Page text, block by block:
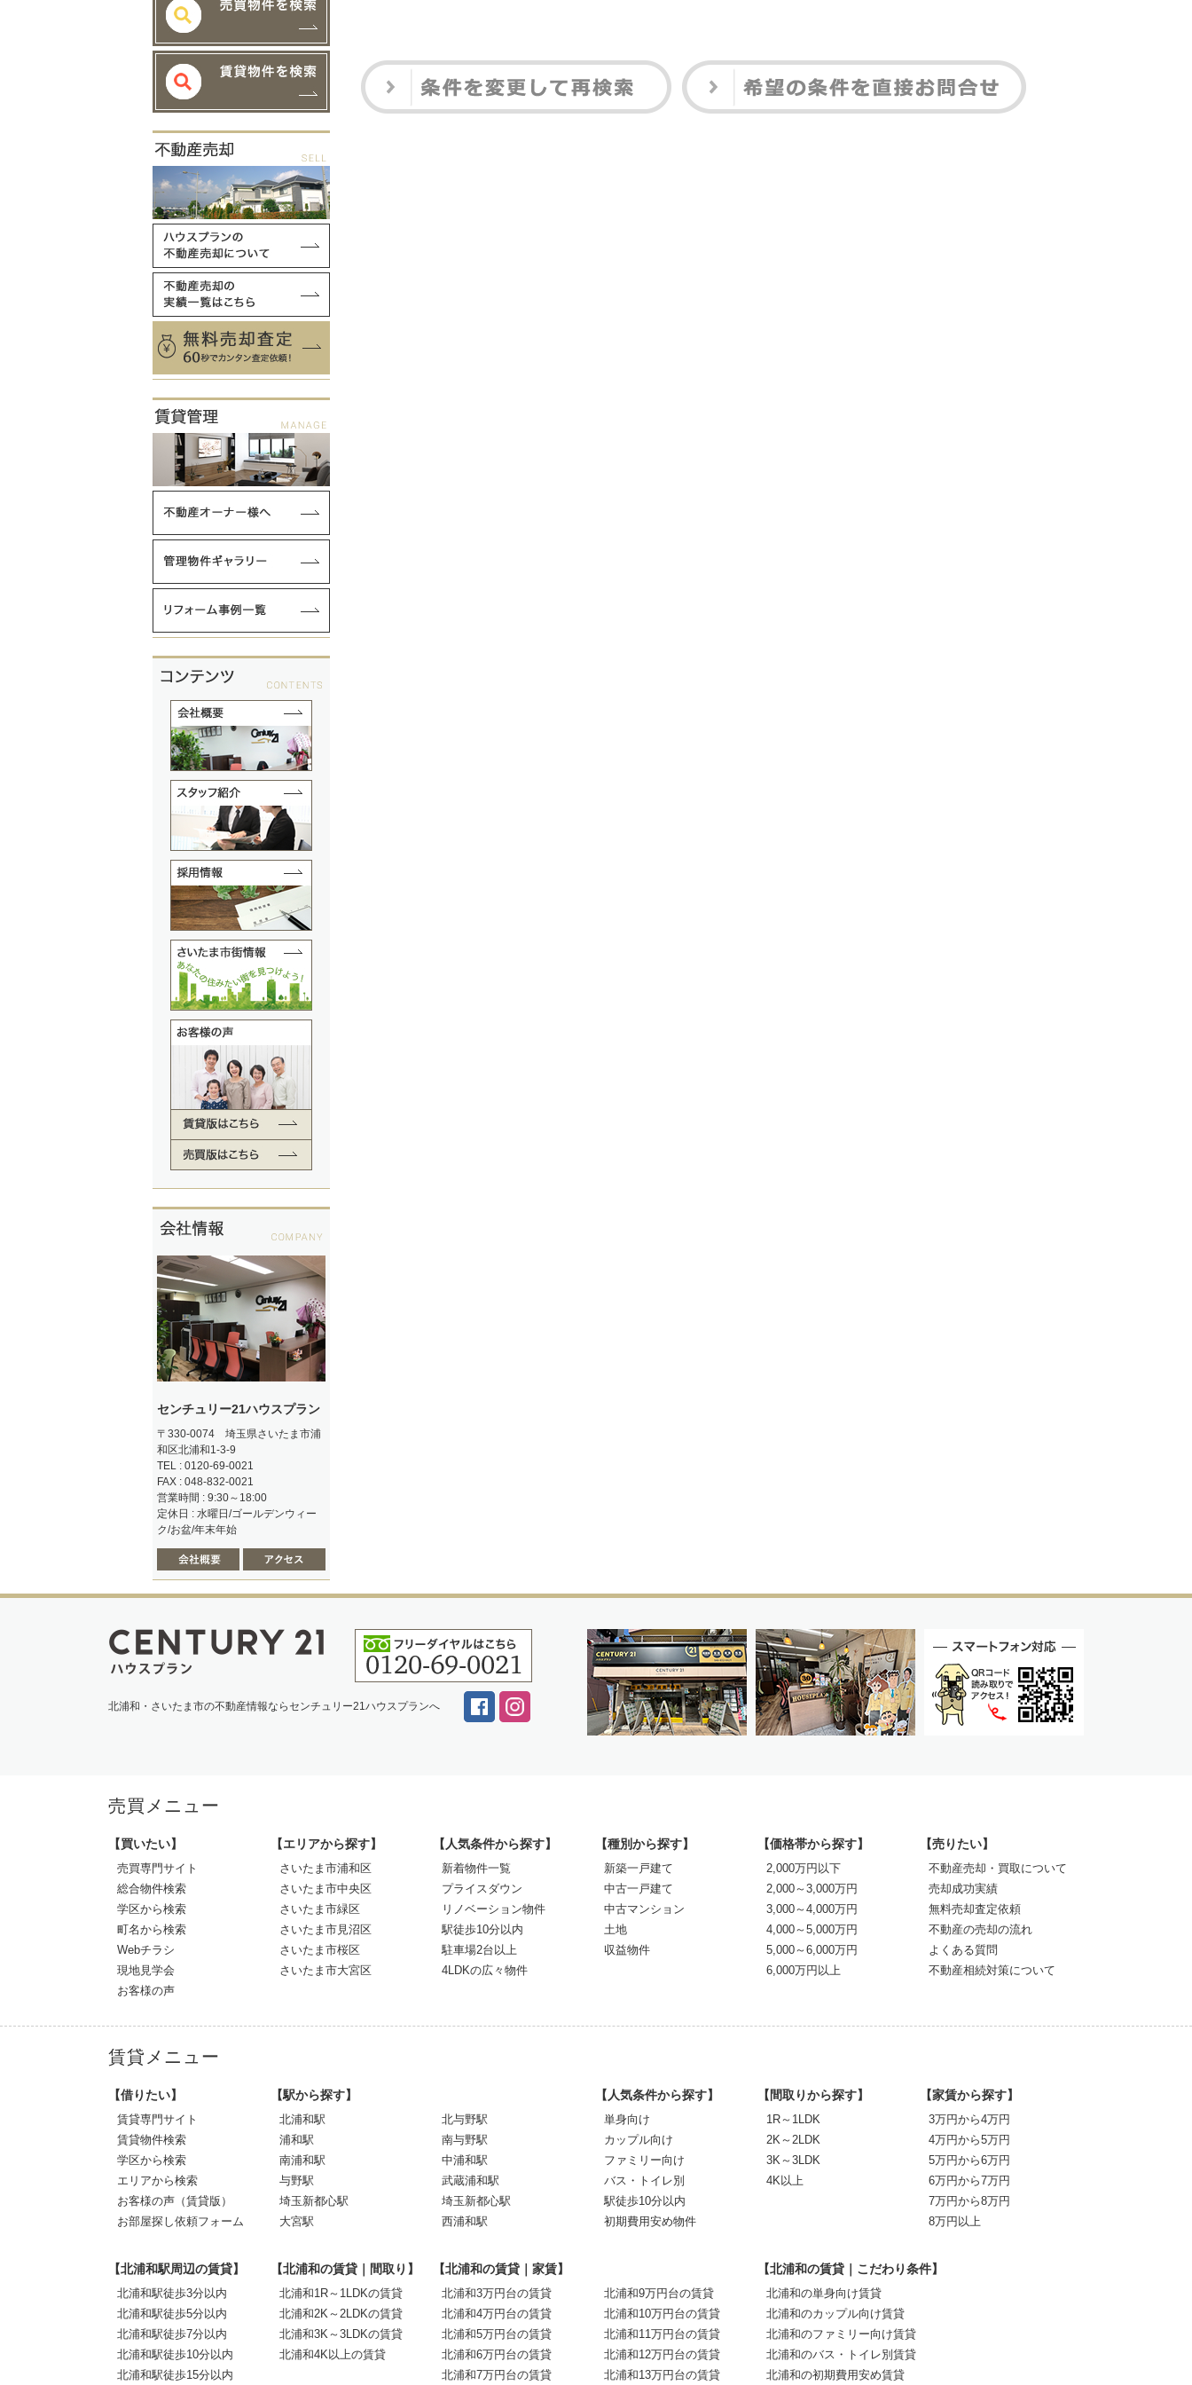
センチュリー21ハウスプラン
〒330-0074 埼玉県さいたま市浦
和区北浦和1-3-9
TEL : 0120-69-0021
FAX : 048-832-0021
営業時間 : 9:30～18:00
定休日 : 水曜日/ゴールデンウィー
ク/お盆/年末年始
北浦和・さいたま市の不動産情報ならセンチュリー21ハウスプランへ
売買メニュー
【買いたい】
売買専門サイト
総合物件検索
学区から検索
町名から検索
Webチラシ
現地見学会
お客様の声
【エリアから探す】
さいたま市浦和区
さいたま市中央区
さいたま市緑区
さいたま市見沼区
さいたま市桜区
さいたま市大宮区
【人気条件から探す】
新着物件一覧
プライスダウン
リノベーション物件
駅徒歩10分以内
駐車場2台以上
4LDKの広々物件
【種別から探す】
新築一戸建て
中古一戸建て
中古マンション
土地
収益物件
【価格帯から探す】
2,000万円以下
2,000～3,000万円
3,000～4,000万円
4,000～5,000万円
5,000～6,000万円
6,000万円以上
【売りたい】
不動産売却・買取について
売却成功実績
無料売却査定依頼
不動産の売却の流れ
よくある質問
不動産相続対策について
賃貸メニュー
【借りたい】
賃貸専門サイト
賃貸物件検索
学区から検索
エリアから検索
お客様の声（賃貸版）
お部屋探し依頼フォーム
【駅から探す】
北浦和駅
浦和駅
南浦和駅
与野駅
埼玉新都心駅
大宮駅
北与野駅
南与野駅
中浦和駅
武蔵浦和駅
埼玉新都心駅
西浦和駅
【人気条件から探す】
単身向け
カップル向け
ファミリー向け
バス・トイレ別
駅徒歩10分以内
初期費用安め物件
【間取りから探す】
1R～1LDK
2K～2LDK
3K～3LDK
4K以上
【家賃から探す】
3万円から4万円
4万円から5万円
5万円から6万円
6万円から7万円
7万円から8万円
8万円以上
【北浦和駅周辺の賃貸】
北浦和駅徒歩3分以内
北浦和駅徒歩5分以内
北浦和駅徒歩7分以内
北浦和駅徒歩10分以内
北浦和駅徒歩15分以内
【北浦和の賃貸｜間取り】
北浦和1R～1LDKの賃貸
北浦和2K～2LDKの賃貸
北浦和3K～3LDKの賃貸
北浦和4K以上の賃貸
【北浦和の賃貸｜家賃】
北浦和3万円台の賃貸
北浦和4万円台の賃貸
北浦和5万円台の賃貸
北浦和6万円台の賃貸
北浦和7万円台の賃貸
北浦和9万円台の賃貸
北浦和10万円台の賃貸
北浦和11万円台の賃貸
北浦和12万円台の賃貸
北浦和13万円台の賃貸
【北浦和の賃貸｜こだわり条件】
北浦和の単身向け賃貸
北浦和のカップル向け賃貸
北浦和のファミリー向け賃貸
北浦和のバス・トイレ別賃貸
北浦和の初期費用安め賃貸